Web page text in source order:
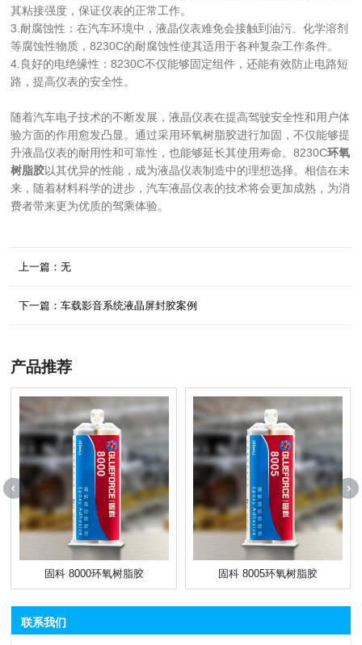
其粘接强度，保证仪表的正常工作。
3.耐腐蚀性：在汽车环境中，液晶仪表难免会接触到油污、化学溶剂
等腐蚀性物质，8230C的耐腐蚀性使其适用于各种复杂工作条件。
4.良好的电绝缘性：8230C不仅能够固定组件，还能有效防止电路短
路，提高仪表的安全性。
随着汽车电子技术的不断发展，液晶仪表在提高驾驶安全性和用户体
验方面的作用愈发凸显。通过采用环氧树脂胶进行加固，不仅能够提
升液晶仪表的耐用性和可靠性，也能够延长其使用寿命。8230C环氧
树脂胶以其优异的性能，成为液晶仪表制造中的理想选择。相信在未
来，随着材料科学的进步，汽车液晶仪表的技术将会更加成熟，为消
费者带来更为优质的驾乘体验。
上一篇：无
下一篇：车载影音系统液晶屏封胶案例
产品推荐
固科 8000环氧树脂胶 固科 8005环氧树脂胶
联系我们